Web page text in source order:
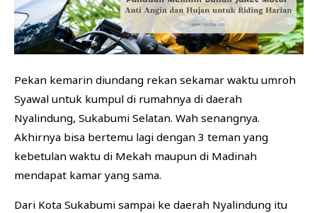
Pekan kemarin diundang rekan sekamar waktu umroh
Syawal untuk kumpul di rumahnya di daerah
Nyalindung, Sukabumi Selatan. Wah senangnya.
Akhirnya bisa bertemu lagi dengan 3 teman yang
kebetulan waktu di Mekah maupun di Madinah
mendapat kamar yang sama.
Dari Kota Sukabumi sampai ke daerah Nyalindung itu